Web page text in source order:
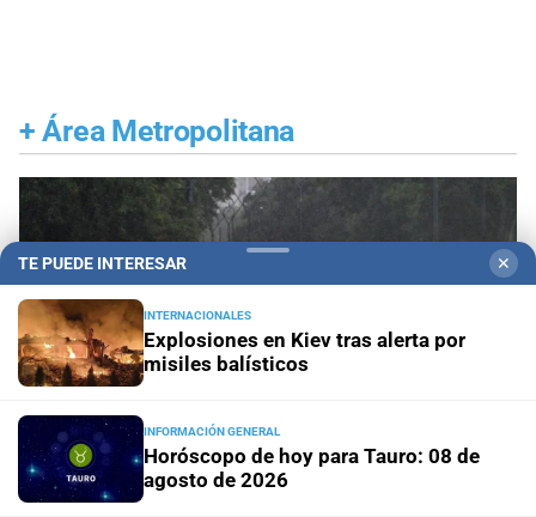
+ Área Metropolitana
TE PUEDE INTERESAR ✕
INTERNACIONALES
Explosiones en Kiev tras alerta por
misiles balísticos
INFORMACIÓN GENERAL
Horóscopo de hoy para Tauro: 08 de
agosto de 2026